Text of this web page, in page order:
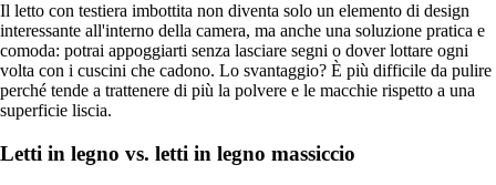
Il letto con testiera imbottita non diventa solo un elemento di design
interessante all'interno della camera, ma anche una soluzione pratica e
comoda: potrai appoggiarti senza lasciare segni o dover lottare ogni
volta con i cuscini che cadono. Lo svantaggio? È più difficile da pulire
perché tende a trattenere di più la polvere e le macchie rispetto a una
superficie liscia.
Letti in legno vs. letti in legno massiccio